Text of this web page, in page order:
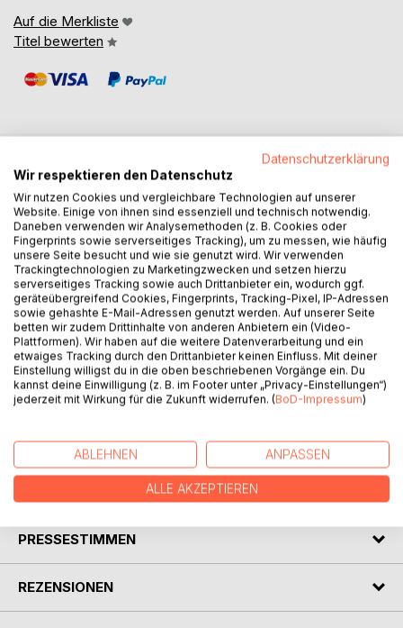
Auf die Merkliste
Titel bewerten
BESCHREIBUNG
Die einundzwanzigjährige Emily genießt ihr exzessives
Leben. Sie ist wild, spontan und unkontrollierbar. Eines
Tages will sie beweisen, dass sie jeden Kerl rumkriegen
kann und gerät an den vierundsechzigjährigen William, der
beim Sex mit ihr einen Herzanfall bekommt. Anstatt zu
helfen, beleidigt sie ihn und überlässt ihn sich selbst. Noch
am selben Tag erleidet Emily einen schweren Unfall und
landet im Rollstuhl. Ihr Lebensmut verlässt sie. Verbittert
und suizidgefährdet strapaziert sie Freunde und Pfleger.
Als niemand mehr mit ihr zusammenarbeiten will, bekommt
Es ist William.
PRESSESTIMMEN
REZENSIONEN
Datenschutzerklärung
Wir respektieren den Datenschutz
Wir nutzen Cookies und vergleichbare Technologien auf unserer
Website. Einige von ihnen sind essenziell und technisch notwendig.
Daneben verwenden wir Analysemethoden (z. B. Cookies oder
Fingerprints sowie serverseitiges Tracking), um zu messen, wie häufig
unsere Seite besucht und wie sie genutzt wird. Wir verwenden
Trackingtechnologien zu Marketingzwecken und setzen hierzu
serverseitiges Tracking sowie auch Drittanbieter ein, wodurch ggf.
geräteübergreifend Cookies, Fingerprints, Tracking-Pixel, IP-Adressen
sowie gehashte E-Mail-Adressen genutzt werden. Auf unserer Seite
betten wir zudem Drittinhalte von anderen Anbietern ein (Video-
Plattformen). Wir haben auf die weitere Datenverarbeitung und ein
etwaiges Tracking durch den Drittanbieter keinen Einfluss. Mit deiner
Einstellung willigst du in die oben beschriebenen Vorgänge ein. Du
kannst deine Einwilligung (z. B. im Footer unter „Privacy-Einstellungen“)
jederzeit mit Wirkung für die Zukunft widerrufen. (BoD-Impressum)
ABLEHNEN ANPASSEN
ALLE AKZEPTIEREN